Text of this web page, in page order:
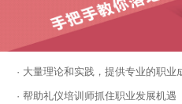
· 大量理论和实践，提供专业的职业
· 帮助礼仪培训师抓住职业发展机遇